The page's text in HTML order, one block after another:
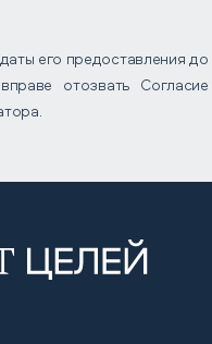
его предоставления
отозвать